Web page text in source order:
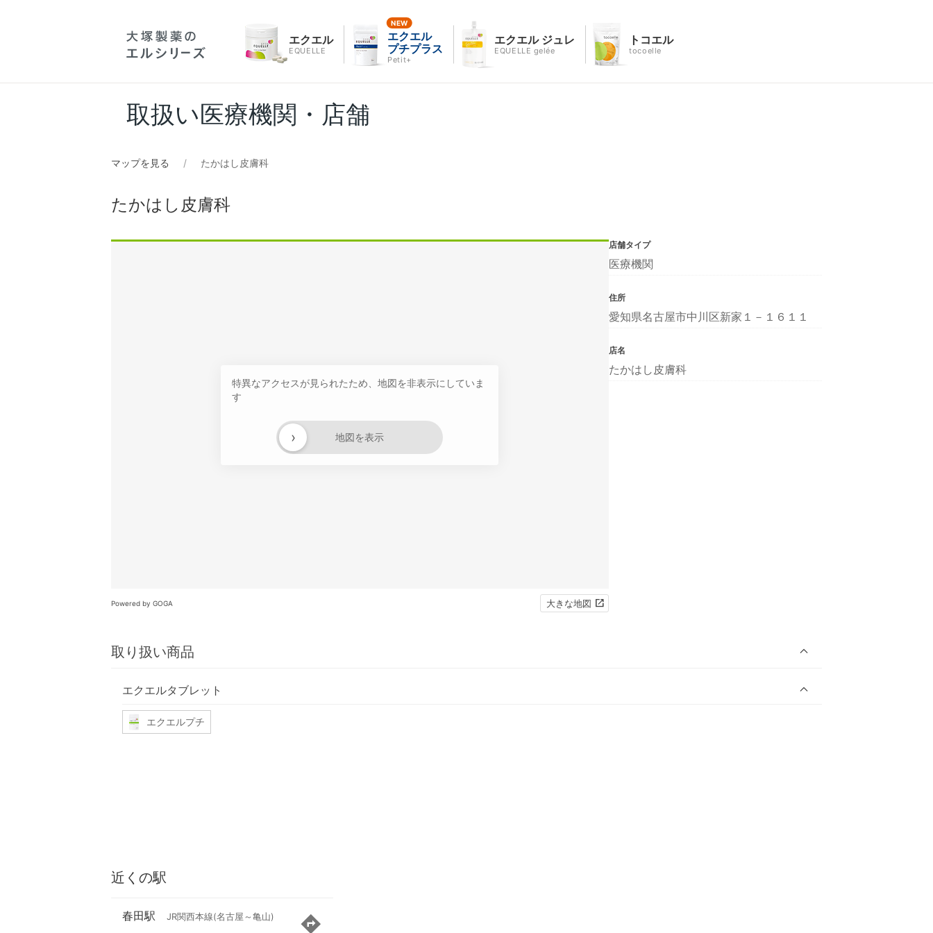
エクエル
EQUELLE
エクエル
プチプラス
Petit+
エクエル ジュレ
EQUELLE gelée
トコエル
tocoelle
取扱い医療機関・店舗
マップを見る たかはし皮膚科
たかはし皮膚科
特異なアクセスが見られたため、地図を非表示にしていま
す
地図を表示
›
Powered by GOGA 大きな地図
取り扱い商品
エクエルタブレット
エクエルプチ
店舗タイプ
医療機関
住所
愛知県名古屋市中川区新家１－１６１１
店名
たかはし皮膚科
近くの駅
春田駅 JR関西本線(名古屋～亀山)